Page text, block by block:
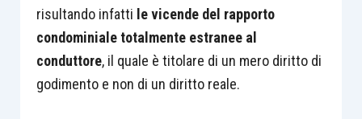
risultando infatti le vicende del rapporto
condominiale totalmente estranee al
conduttore, il quale è titolare di un mero diritto di
godimento e non di un diritto reale.